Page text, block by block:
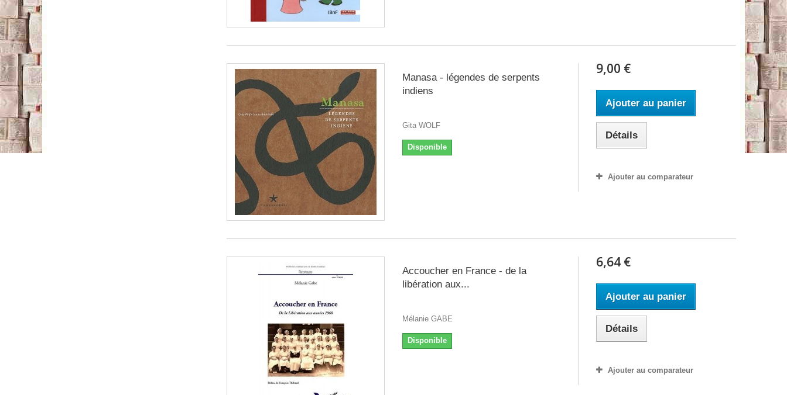
Manasa - légendes de serpents
indiens
Gita WOLF
Disponible
9,00 €
Ajouter au panier
Détails
Ajouter au comparateur
Accoucher en France - de la
libération aux...
Mélanie GABE
Disponible
6,64 €
Ajouter au panier
Détails
Ajouter au comparateur